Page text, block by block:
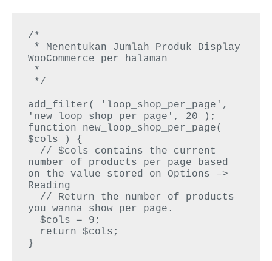
/*
WooCommerce per halaman
add_filter( 'loop_shop_per_page',
'new_loop_shop_per_page', 20 );
function new_loop_shop_per_page(
$cols ) {
number of products per page based
on the value stored on Options –>
Reading
you wanna show per page.
  $cols = 9;
}